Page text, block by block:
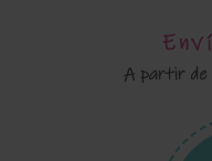
A partir